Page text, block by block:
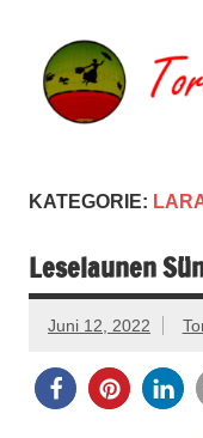
springen
KATEGORIE:
Leselaunen
Juni 12, 2022